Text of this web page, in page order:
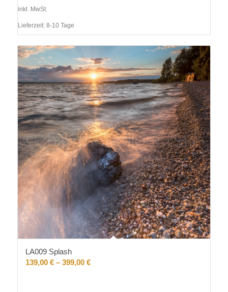
inkl. MwSt.
Lieferzeit: 8-10 Tage
LA009 Splash
139,00 €– 399,00 €